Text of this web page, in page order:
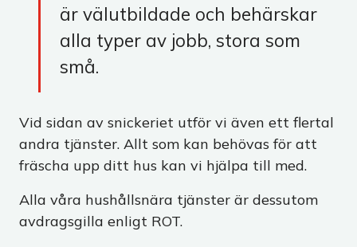
är välutbildade och behärskar
alla typer av jobb, stora som
små.
Vid sidan av snickeriet utför vi även ett flertal
andra tjänster. Allt som kan behövas för att
fräscha upp ditt hus kan vi hjälpa till med.
Alla våra hushållsnära tjänster är dessutom
avdragsgilla enligt ROT.